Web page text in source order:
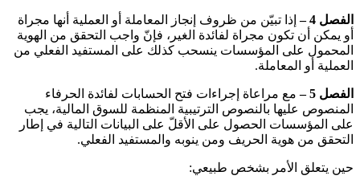
الفصل 4 –
إذا تبيّن من ظروف إنجاز المعاملة أو العملية أنها مجراة
أو يمكن أن تكون مجراة لفائدة الغير، فإنّ واجب التحقق من الهوية
المحمول على المؤسسات ينسحب كذلك على المستفيد الفعلي من
العملية أو المعاملة.
الفصل 5 –
مع مراعاة إجراءات فتح الحسابات لفائدة الحرفاء
المنصوص عليها بالنصوص الترتيبية المنظمة للسوق المالية، يجب
على المؤسسات الحصول على الأقلّ على البيانات التالية في إطار
التحقق من هوية الحريف ومن ينوبه والمستفيد الفعلي.
حين يتعلق الأمر بشخص طبيعي: